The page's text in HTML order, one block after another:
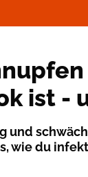
ist -
und
wie du